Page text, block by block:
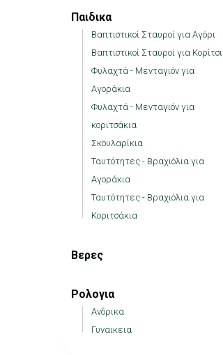
Παιδικα
Βαπτιστικοί Σταυροί για Αγόρι
Βαπτιστικοί Σταυροί για Κορίτσι
Φυλαχτά - Μενταγιόν για
Αγοράκια
Φυλαχτά - Μενταγιόν για
κοριτσάκια
Σκουλαρίκια
Ταυτότητες - Βραχιόλια για
Αγοράκια
Ταυτότητες - Βραχιόλια για
Κοριτσάκια
Βερες
Ρολογια
Ανδρικα
Γυναικεια